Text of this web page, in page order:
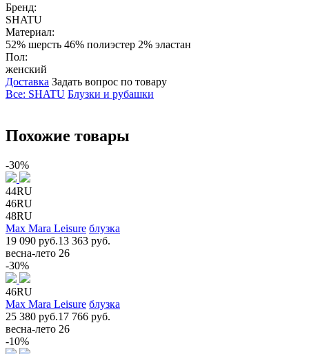
Бренд:
SHATU
Материал:
52% шерсть 46% полиэстер 2% эластан
Пол:
женский
Доставка Задать вопрос по товару
Все: SHATU Блузки и рубашки
Похожие товары
-30%
44RU
46RU
48RU
Max Mara Leisure блузка
19 090 руб.13 363 руб.
весна-лето 26
-30%
46RU
Max Mara Leisure блузка
25 380 руб.17 766 руб.
весна-лето 26
-10%